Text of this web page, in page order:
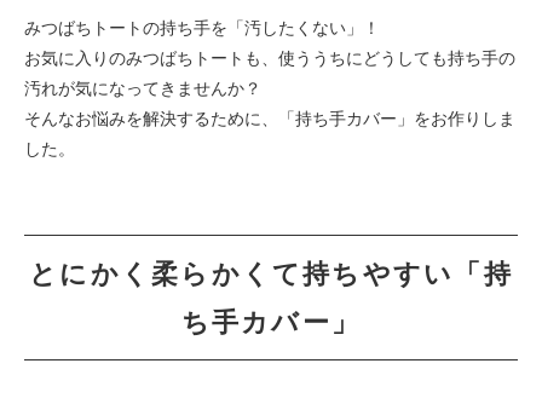
みつばちトートの持ち手を「汚したくない」！
お気に入りのみつばちトートも、使ううちにどうしても持ち手の
汚れが気になってきませんか？
そんなお悩みを解決するために、「持ち手カバー」をお作りしま
した。
とにかく柔らかくて持ちやすい「持
ち手カバー」